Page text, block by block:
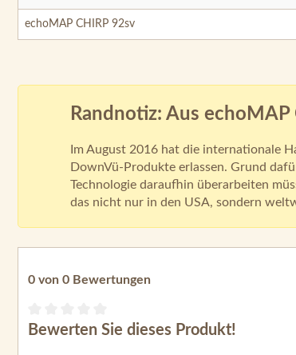
echoMAP CHIRP 92sv
Randnotiz: Aus
Im August 2016 hat die internationale
DownVü-Produkte erlassen. Grund
Technologie daraufhin überarbeiten
das nicht nur in den USA, sondern
0 von 0 Bewertungen
Durchschnittliche Bewertung von 0 von 5
Bewerten Sie dieses Produkt!